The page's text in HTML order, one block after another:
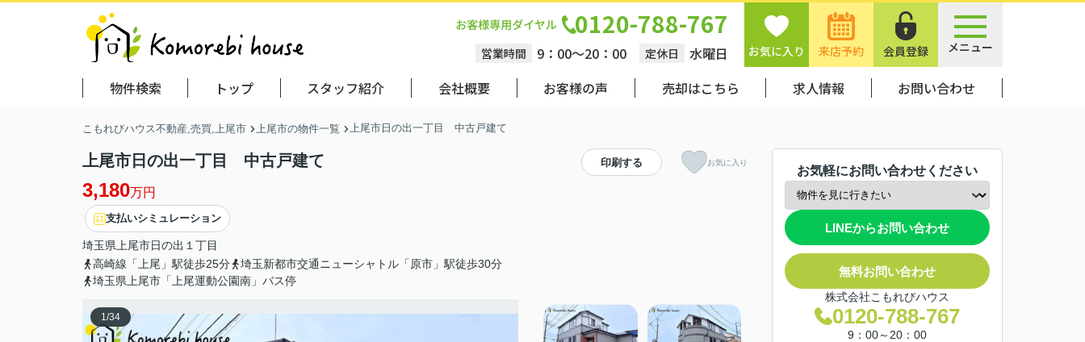
0120-788-767
営業時間 9：00～20：00 定休日 水曜日 お気に入り 来店予約 会員登録 メニュー
物件検索 トップ スタッフ紹介 会社概要 お客様の声 売却はこちら 求人情報 お問い合わせ
こもれびハウス不動産,売買,上尾市 上尾市の物件一覧 上尾市日の出一丁目 中古戸建て
上尾市日の出一丁目 中古戸建て
3,180万円
支払いシミュレーション
埼玉県 上尾市日の出 １丁目
高崎線「上尾」駅徒歩25分
埼玉新都市交通ニューシャトル「原市」駅徒歩30分
埼玉県上尾市「上尾運動公園南」バス停
印刷する お気に入り
1/34
お気軽にお問い合わせください
LINEからお問い合わせ
無料お問い合わせ
株式会社こもれびハウス
0120-788-767
9：00～20：00